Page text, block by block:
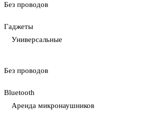
Без проводов
Гаджеты
Универсальные
Без проводов
Bluetooth
Аренда микронаушников